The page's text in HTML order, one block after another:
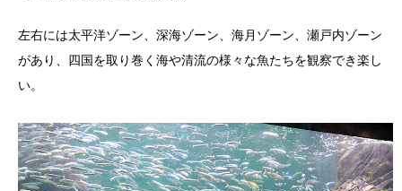
左右には太平洋ゾーン、深海ゾーン、海月ゾーン、瀬戸内ゾーン
があり、四国を取り巻く海や清流の様々な魚たちを観察でき楽し
い。